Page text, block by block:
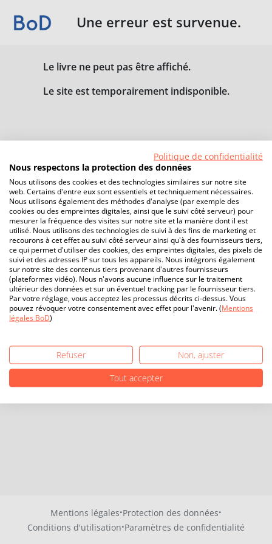
Une erreur est survenue.
Le livre ne peut pas être affiché.
Le site est temporairement indisponible.
Mentions légales·Protection des données·
Conditions d'utilisation·Paramètres de confidentialité
Politique de confidentialité
Nous respectons la protection des données
Nous utilisons des cookies et des technologies similaires sur notre site
web. Certains d'entre eux sont essentiels et techniquement nécessaires.
Nous utilisons également des méthodes d'analyse (par exemple des
cookies ou des empreintes digitales, ainsi que le suivi côté serveur) pour
mesurer la fréquence des visites sur notre site et la manière dont il est
utilisé. Nous utilisons des technologies de suivi à des fins de marketing et
recourons à cet effet au suivi côté serveur ainsi qu'à des fournisseurs tiers,
ce qui permet d'utiliser des cookies, des empreintes digitales, des pixels de
suivi et des adresses IP sur tous les appareils. Nous intégrons également
sur notre site des contenus tiers provenant d'autres fournisseurs
(plateformes vidéo). Nous n'avons aucune influence sur le traitement
ultérieur des données et sur un éventuel tracking par le fournisseur tiers.
Par votre réglage, vous acceptez les processus décrits ci-dessus. Vous
pouvez révoquer votre consentement avec effet pour l'avenir. (Mentions
légales BoD)
Refuser
Non, ajuster
Tout accepter